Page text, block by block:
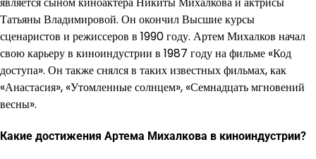
Татьяны Владимировой. Он окончил Высшие курсы
сценаристов и режиссеров в 1990 году. Артем Михалков начал
свою карьеру в киноиндустрии в 1987 году на фильме «Код
доступа». Он также снялся в таких известных фильмах, как
«Анастасия», «Утомленные солнцем», «Семнадцать мгновений
весны».
Какие достижения Артема Михалкова в киноиндустрии?